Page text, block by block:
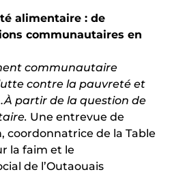
alimentaire : de
communautaires en
communautaire
contre la pauvreté et
partir de la question de
Une entrevue de
coordonnatrice de la Table
la faim et le
de l’Outaouais